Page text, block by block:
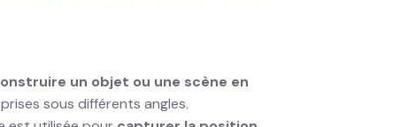
un objet ou une scène en
prises sous différents angles.